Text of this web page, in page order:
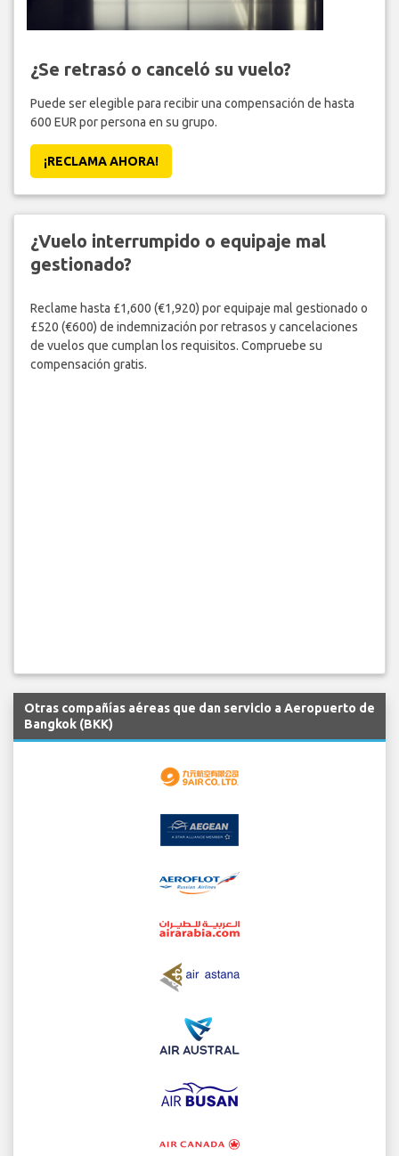
¿Se retrasó o canceló su vuelo?
Puede ser elegible para recibir una compensación de hasta
600 EUR por persona en su grupo.
¡RECLAMA AHORA!
¿Vuelo interrumpido o equipaje mal
gestionado?
Reclame hasta £1,600 (€1,920) por equipaje mal gestionado o
£520 (€600) de indemnización por retrasos y cancelaciones
de vuelos que cumplan los requisitos. Compruebe su
compensación gratis.
Otras compañías aéreas que dan servicio a Aeropuerto de
Bangkok (BKK)